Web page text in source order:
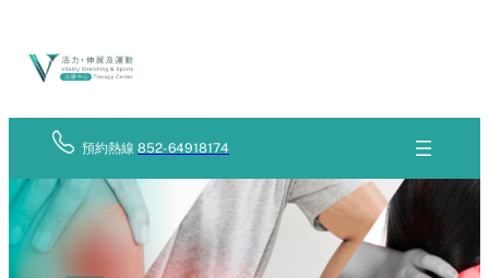
content
預約熱線852-64918174